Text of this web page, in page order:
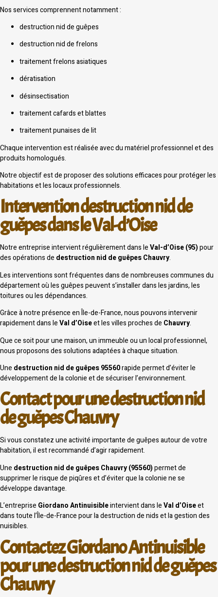
Nos services comprennent notamment :
destruction nid de guêpes
destruction nid de frelons
traitement frelons asiatiques
dératisation
désinsectisation
traitement cafards et blattes
traitement punaises de lit
Chaque intervention est réalisée avec du matériel professionnel et des
produits homologués.
Notre objectif est de proposer des solutions efficaces pour protéger les
habitations et les locaux professionnels.
Intervention destruction nid de
guêpes dans le Val-d’Oise
Notre entreprise intervient régulièrement dans leVal-d’Oise (95)pour
des opérations de destruction nid de guêpes Chauvry.
Les interventions sont fréquentes dans de nombreuses communes du
département où les guêpes peuvent s’installer dans les jardins, les
toitures ou les dépendances.
Grâce à notre présence en Île-de-France, nous pouvons intervenir
rapidement dans leVal d’Oiseet les villes proches de Chauvry.
Que ce soit pour une maison, un immeuble ou un local professionnel,
nous proposons des solutions adaptées à chaque situation.
Une destruction nid de guêpes 95560rapide permet d’éviter le
développement de la colonie et de sécuriser l’environnement.
Contact pour une destruction nid
de guêpes Chauvry
Si vous constatez une activité importante de guêpes autour de votre
habitation, il est recommandé d’agir rapidement.
Une destruction nid de guêpes Chauvry (95560)permet de
supprimer le risque de piqûres et d’éviter que la colonie ne se
développe davantage.
L’entreprise Giordano Antinuisibleintervient dans leVal d’Oiseet
dans toute l’Île-de-France pour la destruction de nids et la gestion des
nuisibles.
Contactez Giordano Antinuisible
pour une destruction nid de guêpes
Chauvry